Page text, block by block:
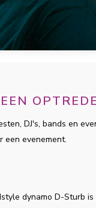
DJ's, bands en
een evenement.
dynamo D-Sturb